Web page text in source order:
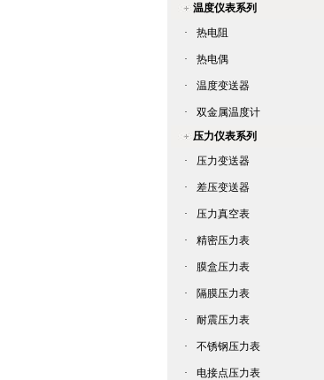
温度仪表系列
·
热电阻
· 热电偶
· 温度变送器
·
双金属温度计
压力仪表系列
·
压力变送器
· 差压变送器
· 压力真空表
· 精密压力表
· 膜盒压力表
· 隔膜压力表
· 耐震压力表
· 不锈钢压力表
·
电接点压力表